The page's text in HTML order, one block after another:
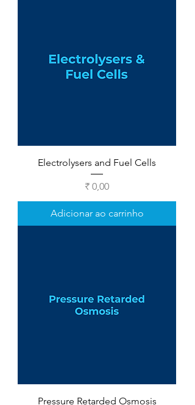
Electrolysers and Fuel Cells
Preço
₹ 0,00
Adicionar ao carrinho
Pressure Retarded Osmosis